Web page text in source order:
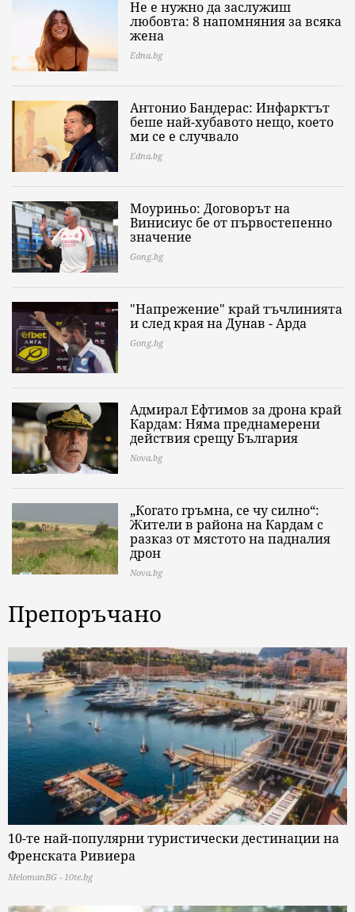
Не е нужно да заслужиш
любовта: 8 напомняния за всяка
жена
Edna.bg
Антонио Бандерас: Инфарктът
беше най-хубавото нещо, което
ми се е случвало
Edna.bg
Моуриньо: Договорът на
Винисиус бе от първостепенно
значение
Gong.bg
"Напрежение" край тъчлинията
и след края на Дунав - Арда
Gong.bg
Адмирал Ефтимов за дрона край
Кардам: Няма преднамерени
действия срещу България
Nova.bg
„Когато гръмна, се чу силно“:
Жители в района на Кардам с
разказ от мястото на падналия
дрон
Nova.bg
Препоръчано
10-те най-популярни туристически дестинации на
Френската Ривиера
MelomanBG - 10te.bg